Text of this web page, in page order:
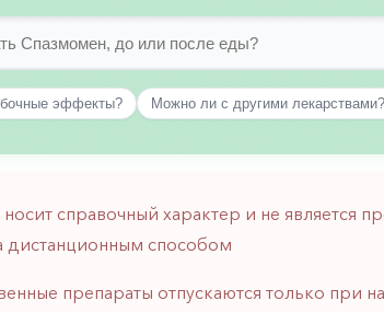
эффекты? Можно ли с другими лекарствами?
справочный характер и не является
дистанционным способом
препараты отпускаются только при